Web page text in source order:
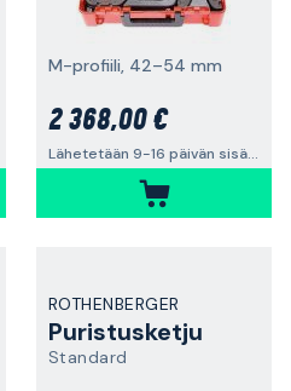
M-profiili, 42–54 mm
2 368,00 €
Lähetetään 9-16 päivän sisällä
ROTHENBERGER
Puristusketju
Standard